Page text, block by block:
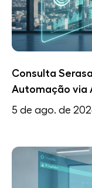
Consulta
Automação via
5 de ago. de